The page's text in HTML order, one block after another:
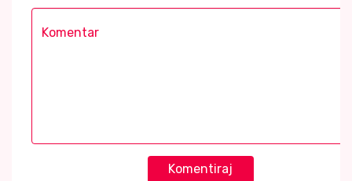
Komentiraj